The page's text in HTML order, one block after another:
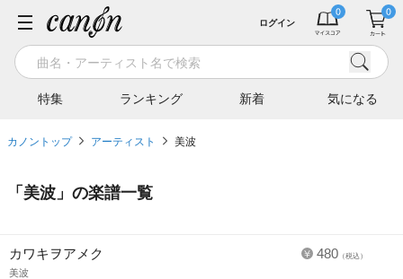
特集 ランキング 新着 気になる
ログイン
カノントップ アーティスト 美波
「 美波 」の楽譜一覧
480 （税込）
カワキヲアメク
美波